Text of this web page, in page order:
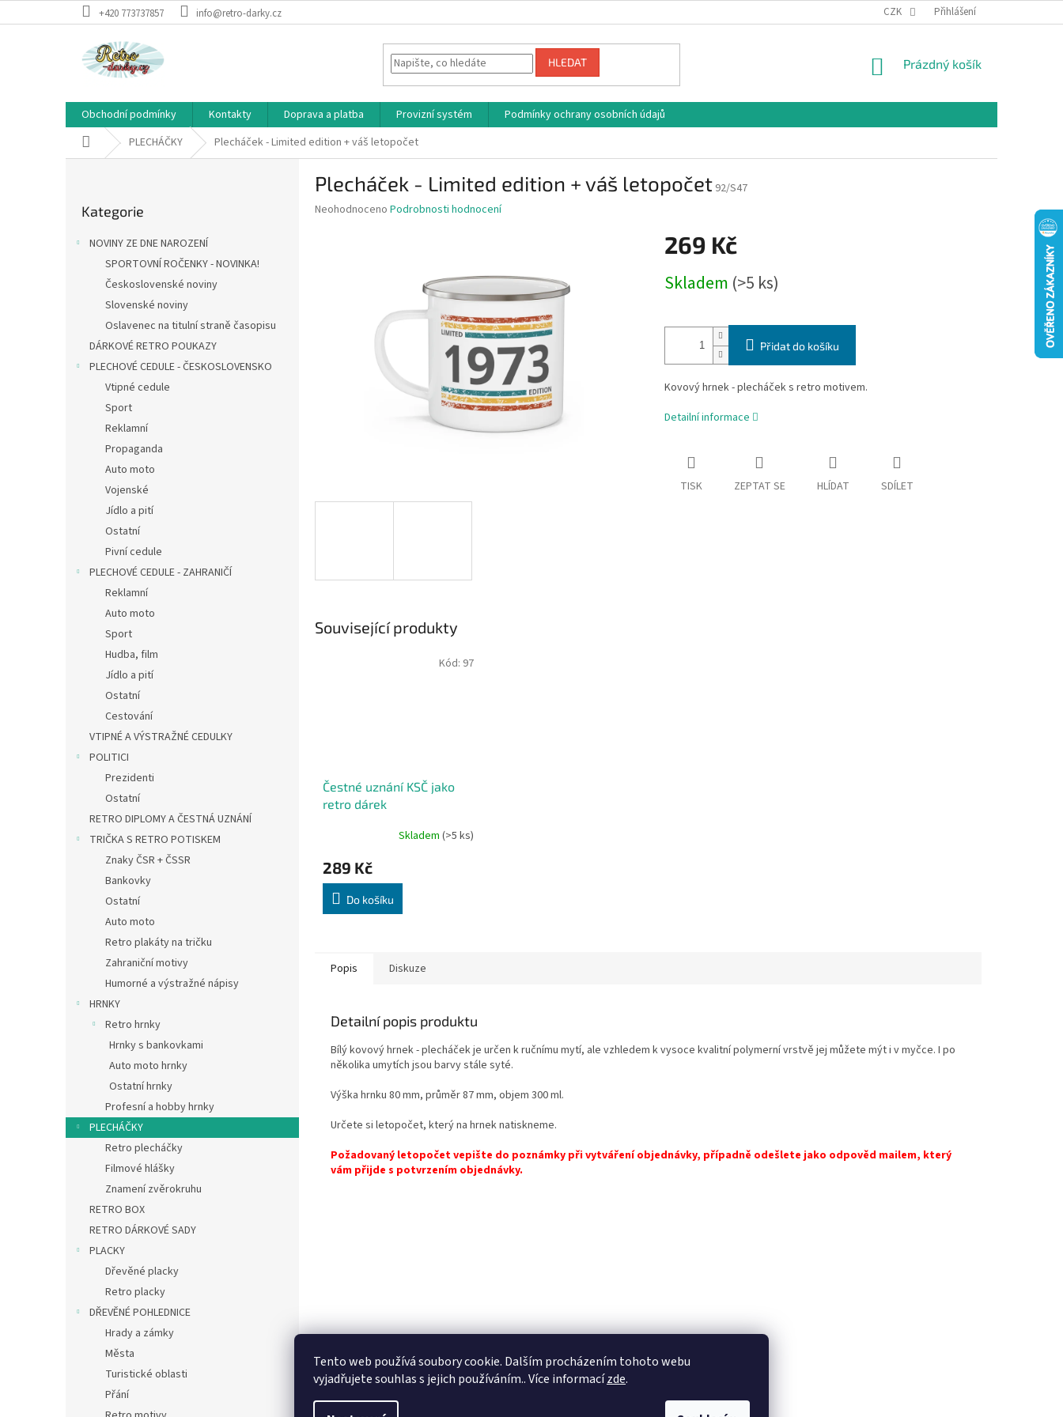
Tento web používá soubory cookie. Dalším procházením tohoto webu
vyjadřujete souhlas s jejich používáním.. Více informacízde.
na
+420 773737857 info@retro-darky.cz CZK Přihlášení
HLEDAT
NÁKUPNÍ
Prázdný košík
Obchodní podmínky Kontakty Doprava a platba Provizní systém
Podmínky ochrany osobních údajů
Domů PLECHÁČKY Plecháček - Limited edition + váš letopočet
kategorie
Kategorie
NOVINY ZE DNE NAROZENÍ
SPORTOVNÍ ROČENKY - NOVINKA!
Československé noviny
Slovenské noviny
Oslavenec na titulní straně časopisu
DÁRKOVÉ RETRO POUKAZY
PLECHOVÉ CEDULE - ČESKOSLOVENSKO
Vtipné cedule
Sport
Reklamní
Propaganda
Auto moto
Vojenské
Jídlo a pití
Ostatní
Pivní cedule
PLECHOVÉ CEDULE - ZAHRANIČÍ
Reklamní
Auto moto
Sport
Hudba, film
Jídlo a pití
Ostatní
Cestování
VTIPNÉ A VÝSTRAŽNÉ CEDULKY
POLITICI
Prezidenti
Ostatní
RETRO DIPLOMY A ČESTNÁ UZNÁNÍ
TRIČKA S RETRO POTISKEM
Znaky ČSR + ČSSR
Bankovky
Ostatní
Auto moto
Retro plakáty na tričku
Zahraniční motivy
Humorné a výstražné nápisy
HRNKY
Retro hrnky
Hrnky s bankovkami
Auto moto hrnky
Ostatní hrnky
Profesní a hobby hrnky
PLECHÁČKY
Retro plecháčky
Filmové hlášky
Znamení zvěrokruhu
RETRO BOX
RETRO DÁRKOVÉ SADY
PLACKY
Dřevěné placky
Retro placky
DŘEVĚNÉ POHLEDNICE
Hrady a zámky
Města
Turistické oblasti
Přání
Plecháček - Limited edition + váš letopočet 92/S47
Průměrné
Neohodnoceno Podrobnosti hodnocení
269 Kč
cena:
Skladem (>5 ks)
Přidat do košíku
Kovový hrnek - plecháček s retro motivem.
Detailní informace
TISK ZEPTAT SE HLÍDAT SDÍLET
Související produkty
Čestné uznání KSČ jako
retro dárek
Skladem (>5 ks)
289 Kč
Do košíku
Kód: 97
Popis Diskuze
Detailní popis produktu
Bílý kovový hrnek - plecháček je určen k ručnímu mytí, ale vzhledem k vysoce kvalitní polymerní vrstvě jej můžete mýt i v myčce. I po
několika umytích jsou barvy stále syté.
Výška hrnku 80 mm, průměr 87 mm, objem 300 ml.
Určete si letopočet, který na hrnek natiskneme.
Požadovaný letopočet vepište do poznámky při vytváření objednávky, případně odešlete jako odpověd mailem, který
vám přijde s potvrzením objednávky.